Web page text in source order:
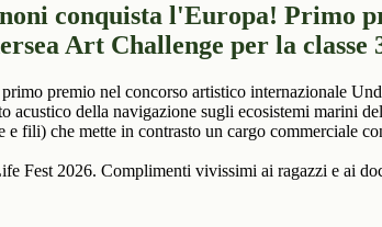
conquista l'Europa! Primo
Art Challenge per la classe
premio nel concorso artistico internazionale
della navigazione sugli ecosistemi marini
che mette in contrasto un cargo commerciale
Fest 2026. Complimenti vivissimi ai ragazzi e ai